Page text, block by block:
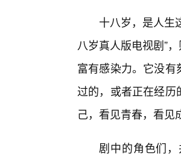
十八岁，是人生
八岁真人版电视剧”
富有感染力。它没
过的，或者正在经历
己，看见青春，看见
剧中的角色们